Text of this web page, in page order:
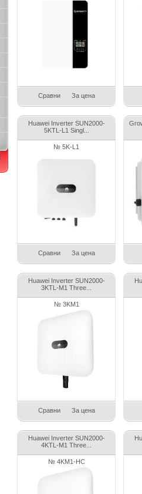
Сравни За цена
Huawei Inverter SUN2000-
5KTL-L1 Singl...
№ 5K-L1
Сравни За цена
Huawei Inverter SUN2000-
3KTL-M1 Three...
№ 3KM1
Сравни За цена
Huawei Inverter SUN2000-
4KTL-M1 Three...
№ 4KM1-HC